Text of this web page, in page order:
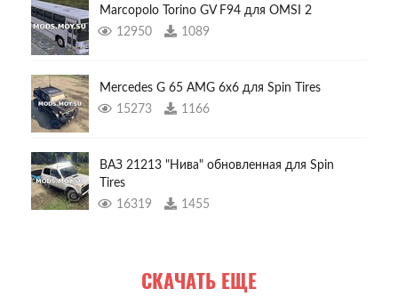
Marcopolo Torino GV F94 для OMSI 2
12950
1089
Mercedes G 65 AMG 6x6 для Spin Tires
15273
1166
ВАЗ 21213 "Нива" обновленная для Spin
Tires
16319
1455
СКАЧАТЬ ЕЩЕ